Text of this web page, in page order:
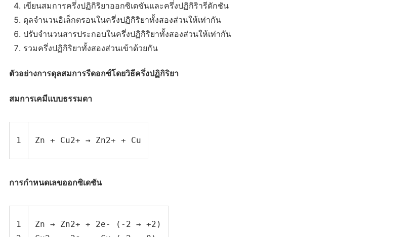
เขียนสมการครึ่งปฏิกิริยาออกซิเดชันและครึ่งปฏิกิริารีดักชัน
ดุลจำนวนอิเล็กตรอนในครึ่งปฏิกิริยาทั้งสองส่วนให้เท่ากัน
ปรับจำนวนสารประกอบในครึ่งปฏิกิริยาทั้งสองส่วนให้เท่ากัน
รวมครึ่งปฏิกิริยาทั้งสองส่วนเข้าด้วยกัน
ตัวอย่างการดุลสมการรีดอกซ์โดยวิธีครึ่งปฏิกิริยา
สมการเคมีแบบธรรมดา
1 Zn + Cu2+ → Zn2+ + Cu
การกำหนดเลขออกซิเดชัน
1
Zn → Zn2+ + 2e- (-2 → +2)